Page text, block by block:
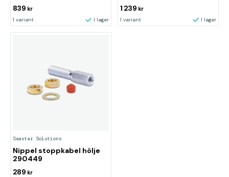
839 kr
1 variant I lager
1 239 kr
1 variant I lager
Seastar Solutions
Nippel stoppkabel hölje
290449
289 kr